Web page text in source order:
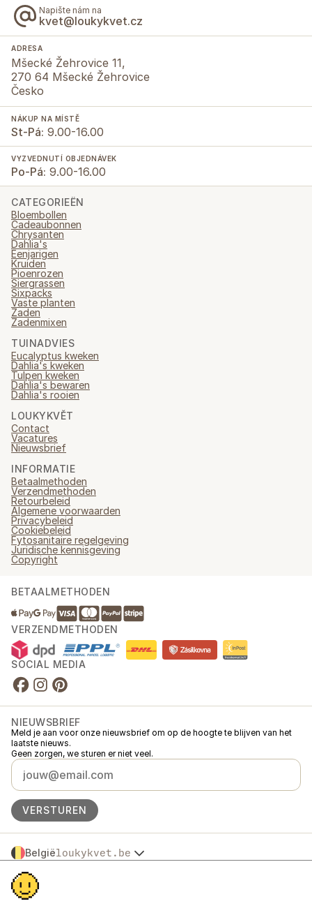
Napište nám na
kvet@loukykvet.cz
ADRESA
Mšecké Žehrovice 11,
270 64 Mšecké Žehrovice
Česko
NÁKUP NA MÍSTĚ
St-Pá: 9.00-16.00
VYZVEDNUTÍ OBJEDNÁVEK
Po-Pá: 9.00-16.00
CATEGORIEËN
Bloembollen
Cadeaubonnen
Chrysanten
Dahlia's
Eenjarigen
Kruiden
Pioenrozen
Siergrassen
Sixpacks
Vaste planten
Zaden
Zadenmixen
TUINADVIES
Eucalyptus kweken
Dahlia's kweken
Tulpen kweken
Dahlia's bewaren
Dahlia's rooien
LOUKYKVĚT
Contact
Vacatures
Nieuwsbrief
INFORMATIE
Betaalmethoden
Verzendmethoden
Retourbeleid
Algemene voorwaarden
Privacybeleid
Cookiebeleid
Fytosanitaire regelgeving
Juridische kennisgeving
Copyright
BETAALMETHODEN
VERZENDMETHODEN
SOCIAL MEDIA
NIEUWSBRIEF
Meld je aan voor onze nieuwsbrief om op de hoogte te blijven van het
laatste nieuws.
Geen zorgen, we sturen er niet veel.
VERSTUREN
Belgiëloukykvet.be
Slovensko
Polska
© 2016 →
Loukykvět s.r.o. staat ingeschreven in het handelsregister van de